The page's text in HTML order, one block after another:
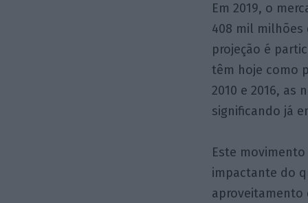
Em 2019, o
408 mil milhões
projeção é
têm hoje como
2010 e 2016, as
significando já
Este
impactante do
aproveitamento